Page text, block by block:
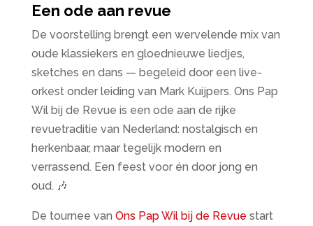
Een ode aan revue
De voorstelling brengt een wervelende mix van
oude klassiekers en gloednieuwe liedjes,
sketches en dans — begeleid door een live-
orkest onder leiding van Mark Kuijpers. Ons Pap
Wil bij de Revue is een ode aan de rijke
revuetraditie van Nederland: nostalgisch en
herkenbaar, maar tegelijk modern en
verrassend. Een feest voor én door jong en
oud. 🎶
De tournee van Ons Pap Wil bij de Revue start